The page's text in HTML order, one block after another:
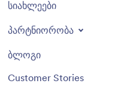
სიახლეები
პარტნიორობა
ბლოგი
Customer Stories